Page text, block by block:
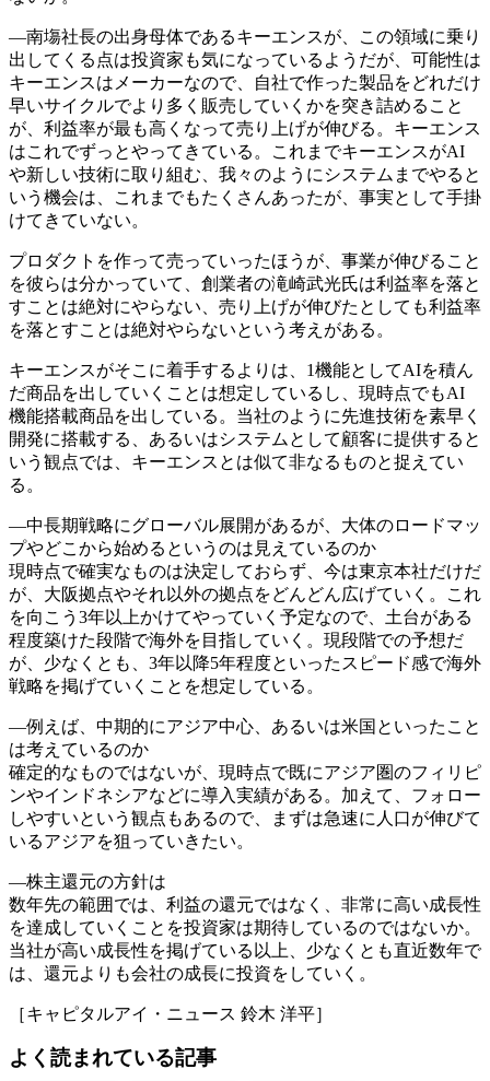
―南塲社長の出身母体であるキーエンスが、この領域に乗り
出してくる点は投資家も気になっているようだが、可能性は
キーエンスはメーカーなので、自社で作った製品をどれだけ
早いサイクルでより多く販売していくかを突き詰めること
が、利益率が最も高くなって売り上げが伸びる。キーエンス
はこれでずっとやってきている。これまでキーエンスがAI
や新しい技術に取り組む、我々のようにシステムまでやると
いう機会は、これまでもたくさんあったが、事実として手掛
けてきていない。
プロダクトを作って売っていったほうが、事業が伸びること
を彼らは分かっていて、創業者の滝崎武光氏は利益率を落と
すことは絶対にやらない、売り上げが伸びたとしても利益率
を落とすことは絶対やらないという考えがある。
キーエンスがそこに着手するよりは、1機能としてAIを積ん
だ商品を出していくことは想定しているし、現時点でもAI
機能搭載商品を出している。当社のように先進技術を素早く
開発に搭載する、あるいはシステムとして顧客に提供すると
いう観点では、キーエンスとは似て非なるものと捉えてい
る。
―中長期戦略にグローバル展開があるが、大体のロードマッ
プやどこから始めるというのは見えているのか
現時点で確実なものは決定しておらず、今は東京本社だけだ
が、大阪拠点やそれ以外の拠点をどんどん広げていく。これ
を向こう3年以上かけてやっていく予定なので、土台がある
程度築けた段階で海外を目指していく。現段階での予想だ
が、少なくとも、3年以降5年程度といったスピード感で海外
戦略を掲げていくことを想定している。
―例えば、中期的にアジア中心、あるいは米国といったこと
は考えているのか
確定的なものではないが、現時点で既にアジア圏のフィリピ
ンやインドネシアなどに導入実績がある。加えて、フォロー
しやすいという観点もあるので、まずは急速に人口が伸びて
いるアジアを狙っていきたい。
―株主還元の方針は
数年先の範囲では、利益の還元ではなく、非常に高い成長性
を達成していくことを投資家は期待しているのではないか。
当社が高い成長性を掲げている以上、少なくとも直近数年で
は、還元よりも会社の成長に投資をしていく。
［キャピタルアイ・ニュース 鈴木 洋平］
よく読まれている記事